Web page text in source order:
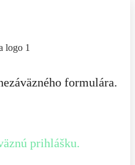
formulára.
prihlášku.